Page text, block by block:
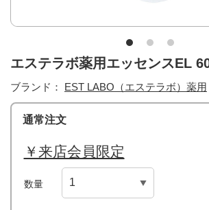
エステラボ薬用エッセンスEL
ブランド： EST LABO（エステラボ）薬用
通常注文
￥来店会員限定
数量